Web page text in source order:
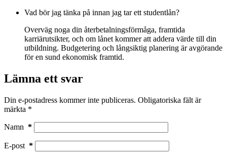
Vad bör jag tänka på innan jag tar ett studentlån?
Overväg noga din återbetalningsförmåga, framtida
karriärutsikter, och om lånet kommer att addera värde till din
utbildning. Budgetering och långsiktig planering är avgörande
för en sund ekonomisk framtid.
Lämna ett svar
Din e-postadress kommer inte publiceras. Obligatoriska fält är
märkta *
Namn *
E-post *